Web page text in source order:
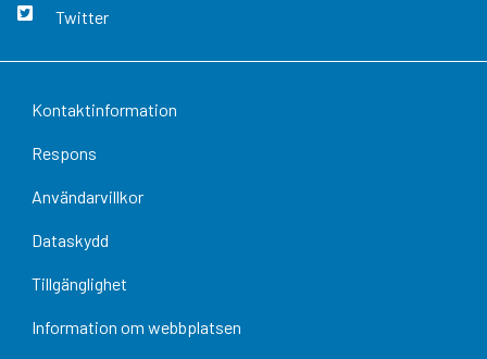
Twitter
Kontaktinformation
Respons
Användarvillkor
Dataskydd
Tillgänglighet
Information om webbplatsen